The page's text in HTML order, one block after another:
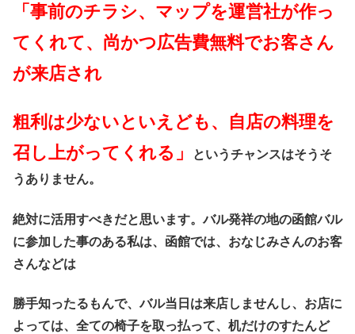
「事前のチラシ、マップを運営社が作っ
てくれて、尚かつ広告費無料でお客さん
が来店され
粗利は少ないといえども、自店の料理を
召し上がってくれる」
というチャンスはそうそ
うありません。
絶対に活用すべきだと思います。バル発祥の地の函館バル
に参加した事のある私は、函館では、おなじみさんのお客
さんなどは
勝手知ったるもんで、バル当日は来店しませんし、お店に
よっては、全ての椅子を取っ払って、机だけのすたんど